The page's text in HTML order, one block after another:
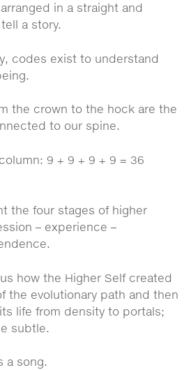
in a straight and
a story.
codes exist to understand
the crown to the hock are the
to our spine.
9 + 9 + 9 + 9 = 36
the four stages of higher
– experience –
how the Higher Self created
the evolutionary path and then
life from density to portals;
subtle.
a song.